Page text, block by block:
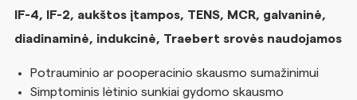
IF-4, IF-2, aukštos įtampos, TENS, MCR, galvaninė,
diadinaminė, indukcinė, Traebert srovės naudojamos
Potrauminio ar pooperacinio skausmo sumažinimui
Simptominis lėtinio sunkiai gydomo skausmo